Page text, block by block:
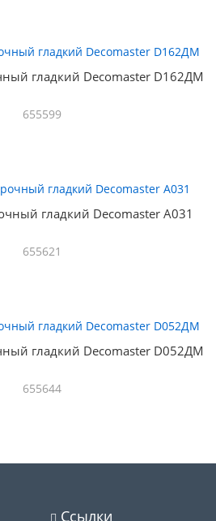
гладкий Decomaster D162ДМ
655599
гладкий Decomaster A031
655621
гладкий Decomaster D052ДМ
655644
Ссылки